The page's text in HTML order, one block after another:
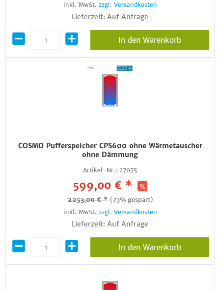
inkl. MwSt. zzgl. Versandkosten
Lieferzeit: Auf Anfrage
In den Warenkorb
COSMO Pufferspeicher CPS600 ohne Wärmetauscher
ohne Dämmung
Artikel-Nr.: 27075
599,00 € *
2253,00 € * (73% gespart)
inkl. MwSt. zzgl. Versandkosten
Lieferzeit: Auf Anfrage
In den Warenkorb